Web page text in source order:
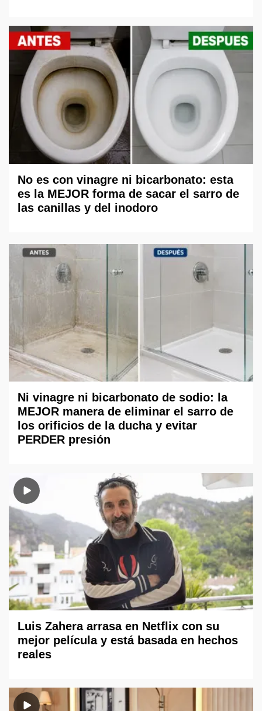
No es con vinagre ni bicarbonato: esta
es la MEJOR forma de sacar el sarro de
las canillas y del inodoro
Ni vinagre ni bicarbonato de sodio: la
MEJOR manera de eliminar el sarro de
los orificios de la ducha y evitar
PERDER presión
Luis Zahera arrasa en Netflix con su
mejor película y está basada en hechos
reales